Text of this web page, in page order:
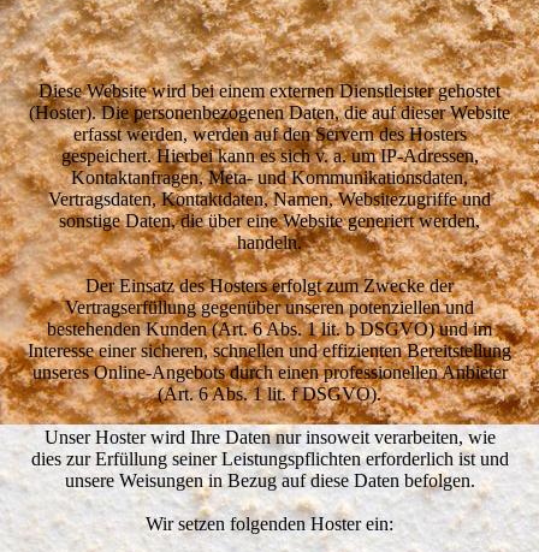
Diese Website wird bei einem externen Dienstleister gehostet
(Hoster). Die personenbezogenen Daten, die auf dieser Website
erfasst werden, werden auf den Servern des Hosters
gespeichert. Hierbei kann es sich v. a. um IP-Adressen,
Kontaktanfragen, Meta- und Kommunikationsdaten,
Vertragsdaten, Kontaktdaten, Namen, Websitezugriffe und
sonstige Daten, die über eine Website generiert werden,
handeln.
Der Einsatz des Hosters erfolgt zum Zwecke der
Vertragserfüllung gegenüber unseren potenziellen und
bestehenden Kunden (Art. 6 Abs. 1 lit. b DSGVO) und im
Interesse einer sicheren, schnellen und effizienten Bereitstellung
unseres Online-Angebots durch einen professionellen Anbieter
(Art. 6 Abs. 1 lit. f DSGVO).
Unser Hoster wird Ihre Daten nur insoweit verarbeiten, wie
dies zur Erfüllung seiner Leistungspflichten erforderlich ist und
unsere Weisungen in Bezug auf diese Daten befolgen.
Wir setzen folgenden Hoster ein: